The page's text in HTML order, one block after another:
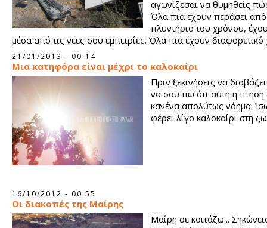
αγωνίζεσαι να θυμηθείς
Όλα πια έχουν περάσει
πλυντήριο του χρόνου,
μέσα από τις νέες σου εμπειρίες. Όλα πια έχουν
μερικά χρειάστηκε να τα πετάξεις λόγω φθοράς.
21/01/2013 - 00:14
Μια κατηφόρα είναι μέχρι το καλοκαίρι
Πριν ξεκινήσεις να
να σου πω ότι αυτή η πτήση
κανένα απολύτως νόημα.
φέρει λίγο καλοκαίρι στη
16/10/2012 - 00:55
Οι διακοπές της Μαίρης
Μαίρη σε κοιτάζω...